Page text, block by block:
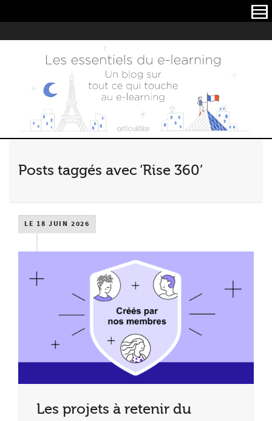
Posts taggés avec ‘Rise 360’
LE 18 JUIN 2026
Les projets à retenir du